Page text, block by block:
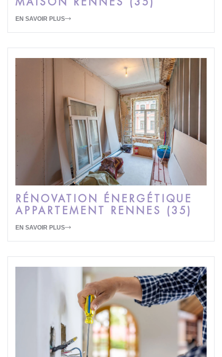
EN SAVOIR PLUS
RÉNOVATION ÉNERGÉTIQUE
APPARTEMENT RENNES (35)
EN SAVOIR PLUS